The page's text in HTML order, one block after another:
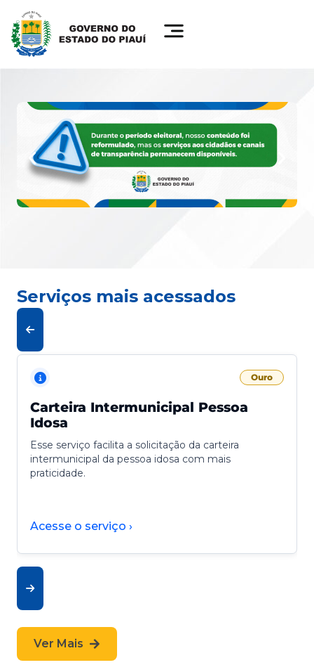
Serviços mais acessados
Ouro
Carteira Intermunicipal Pessoa
Idosa
Esse serviço facilita a solicitação da carteira
intermunicipal da pessoa idosa com mais
praticidade.
Acesse o serviço ›
Ver Mais